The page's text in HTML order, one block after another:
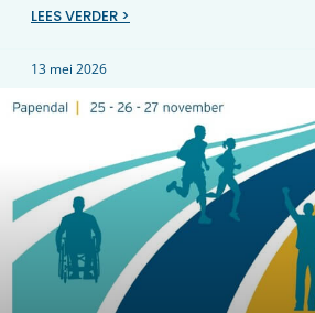
LEES VERDER >
13 mei 2026